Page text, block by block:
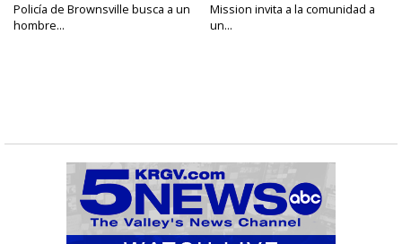
Policía de Brownsville busca a un
hombre...
Mission invita a la comunidad a
un...